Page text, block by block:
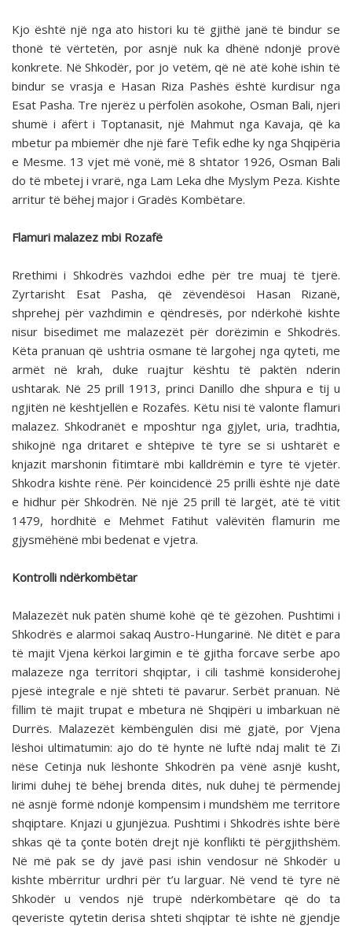
Kjo është një nga ato histori ku të gjithë janë të bindur se
thonë të vërtetën, por asnjë nuk ka dhënë ndonjë provë
konkrete. Në Shkodër, por jo vetëm, që në atë kohë ishin të
bindur se vrasja e Hasan Riza Pashës është kurdisur nga
Esat Pasha. Tre njerëz u përfolën asokohe, Osman Bali, njeri
shumë i afërt i Toptanasit, një Mahmut nga Kavaja, që ka
mbetur pa mbiemër dhe një farë Tefik edhe ky nga Shqipëria
e Mesme. 13 vjet më vonë, më 8 shtator 1926, Osman Bali
do të mbetej i vrarë, nga Lam Leka dhe Myslym Peza. Kishte
arritur të bëhej major i Gradës Kombëtare.
Flamuri malazez mbi Rozafë
Rrethimi i Shkodrës vazhdoi edhe për tre muaj të tjerë.
Zyrtarisht Esat Pasha, që zëvendësoi Hasan Rizanë,
shprehej për vazhdimin e qëndresës, por ndërkohë kishte
nisur bisedimet me malazezët për dorëzimin e Shkodrës.
Këta pranuan që ushtria osmane të largohej nga qyteti, me
armët në krah, duke ruajtur kështu të paktën nderin
ushtarak. Në 25 prill 1913, princi Danillo dhe shpura e tij u
ngjitën në kështjellën e Rozafës. Këtu nisi të valonte flamuri
malazez. Shkodranët e mposhtur nga gjylet, uria, tradhtia,
shikojnë nga dritaret e shtëpive të tyre se si ushtarët e
knjazit marshonin fitimtarë mbi kalldrëmin e tyre të vjetër.
Shkodra kishte rënë. Për koincidencë 25 prilli është një datë
e hidhur për Shkodrën. Në një 25 prill të largët, atë të vitit
1479, hordhitë e Mehmet Fatihut valëvitën flamurin me
gjysmëhënë mbi bedenat e vjetra.
Kontrolli ndërkombëtar
Malazezët nuk patën shumë kohë që të gëzohen. Pushtimi i
Shkodrës e alarmoi sakaq Austro-Hungarinë. Në ditët e para
të majit Vjena kërkoi largimin e të gjitha forcave serbe apo
malazeze nga territori shqiptar, i cili tashmë konsiderohej
pjesë integrale e një shteti të pavarur. Serbët pranuan. Në
fillim të majit trupat e mbetura në Shqipëri u imbarkuan në
Durrës. Malazezët këmbëngulën disi më gjatë, por Vjena
lëshoi ultimatumin: ajo do të hynte në luftë ndaj malit të Zi
nëse Cetinja nuk lëshonte Shkodrën pa vënë asnjë kusht,
lirimi duhej të bëhej brenda ditës, nuk duhej të përmendej
në asnjë formë ndonjë kompensim i mundshëm me territore
shqiptare. Knjazi u gjunjëzua. Pushtimi i Shkodrës ishte bërë
shkas që ta çonte botën drejt një konflikti të përgjithshëm.
Në më pak se dy javë pasi ishin vendosur në Shkodër u
kishte mbërritur urdhri për t’u larguar. Në vend të tyre në
Shkodër u vendos një trupë ndërkombëtare që do ta
qeveriste qytetin derisa shteti shqiptar të ishte në gjendje